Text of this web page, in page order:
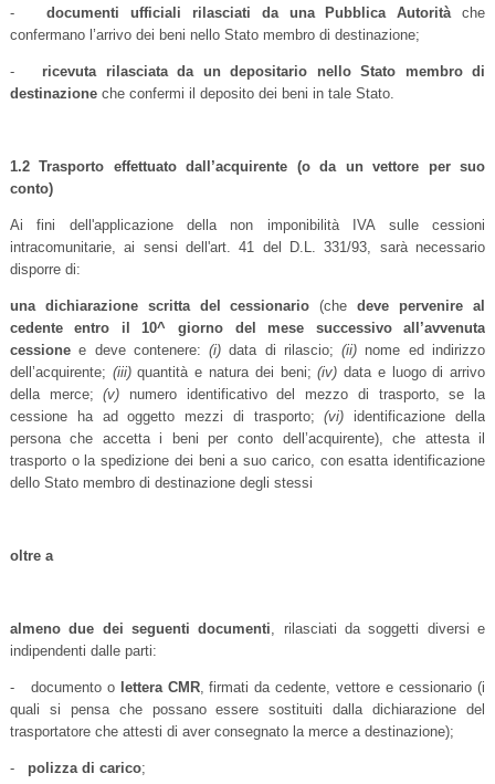
-documenti ufficiali rilasciati da una Pubblica Autorità che
confermano l’arrivo dei beni nello Stato membro di destinazione;
- ricevuta rilasciata da un depositario nello Stato membro di
destinazioneche confermi il deposito dei beni in tale Stato.
1.2 Trasporto effettuato dall’acquirente (o da un vettore per suo
conto)
Ai fini dell'applicazione della non imponibilità IVA sulle cessioni
intracomunitarie, ai sensi dell'art. 41 del D.L. 331/93, sarà necessario
disporre di:
una dichiarazione scritta del cessionario (chedeve pervenire al
cedente entro il 10^ giorno del mese successivo all’avvenuta
cessionee deve contenere:(i) data di rilascio;(ii) nome ed indirizzo
dell’acquirente; (iii)quantità e natura dei beni;(iv)data e luogo di arrivo
della merce;(v) numero identificativo del mezzo di trasporto, se la
cessione ha ad oggetto mezzi di trasporto;(vi) identificazione della
persona che accetta i beni per conto dell’acquirente), che attesta il
trasporto o la spedizione dei beni a suo carico, con esatta identificazione
dello Stato membro di destinazione degli stessi
oltre a
almeno due dei seguenti documenti , rilasciati da soggetti diversi e
indipendenti dalle parti:
- documento o lettera CMR, firmati da cedente, vettore e cessionario (i
quali si pensa che possano essere sostituiti dalla dichiarazione del
trasportatore che attesti di aver consegnato la merce a destinazione);
- polizza di carico;